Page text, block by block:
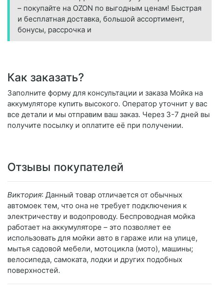
– покупайте на OZON по выгодным ценам! Быстрая
и бесплатная доставка, большой ассортимент,
бонусы, рассрочка и
Как заказать?
Заполните форму для консультации и заказа Мойка на
аккумуляторе купить высокого. Оператор уточнит у вас
все детали и мы отправим ваш заказ. Через 3-7 дней вы
получите посылку и оплатите её при получении.
Отзывы покупателей
Виктория: Данный товар отличается от обычных
автомоек тем, что она не требует подключения к
электричеству и водопроводу. Беспроводная мойка
работает на аккумуляторе – это позволяет ее
использовать для мойки авто в гараже или на улице,
мытья садовой мебели, мотоцикла (мото), машины;
велосипеда, самоката, лодки и других подобных
поверхностей.